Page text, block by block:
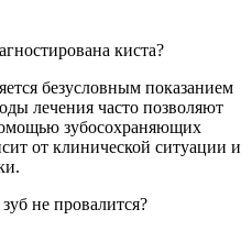
киста?
безусловным показанием
лечения часто позволяют
зубосохраняющих
от клинической ситуации и
не провалится?